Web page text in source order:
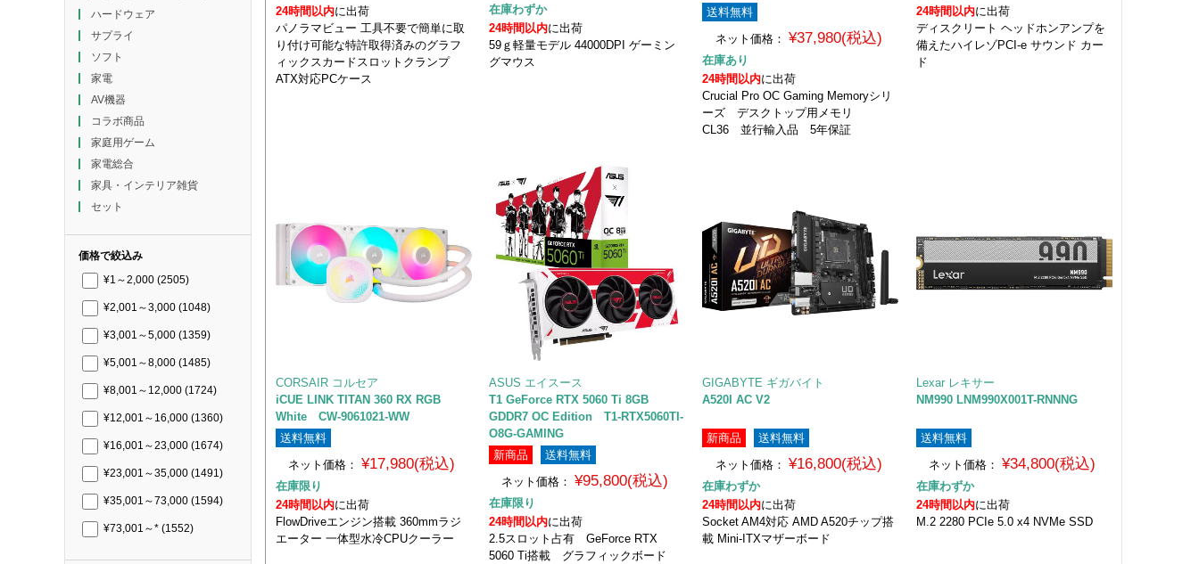
ハードウェア
サプライ
ソフト
家電
AV機器
コラボ商品
家庭用ゲーム
家電総合
家具・インテリア雑貨
セット
価格で絞込み
¥1～2,000 (2505)
¥2,001～3,000 (1048)
¥3,001～5,000 (1359)
¥5,001～8,000 (1485)
¥8,001～12,000 (1724)
¥12,001～16,000 (1360)
¥16,001～23,000 (1674)
¥23,001～35,000 (1491)
¥35,001～73,000 (1594)
¥73,001～* (1552)
24時間以内に出荷
パノラマビュー 工具不要で簡単に取
り付け可能な特許取得済みのグラフ
ィックスカードスロットクランプ
ATX対応PCケース
在庫わずか
24時間以内に出荷
59ｇ軽量モデル 44000DPI ゲーミン
グマウス
送料無料
ネット価格： ¥37,980(税込)
在庫あり
24時間以内に出荷
Crucial Pro OC Gaming Memoryシリ
ーズ デスクトップ用メモリ
CL36 並行輸入品 5年保証
24時間以内に出荷
ディスクリート ヘッドホンアンプを
備えたハイレゾPCI-e サウンド カー
ド
CORSAIR コルセア
iCUE LINK TITAN 360 RX RGB
White CW-9061021-WW
送料無料
ネット価格：
¥17,980(税込)
在庫限り
24時間以内に出荷
FlowDriveエンジン搭載 360mmラジ
エーター 一体型水冷CPUクーラー
ASUS エイスース
T1 GeForce RTX 5060 Ti 8GB
GDDR7 OC Edition T1-RTX5060TI-
O8G-GAMING
新商品
送料無料
ネット価格：
¥95,800(税込)
在庫限り
24時間以内に出荷
2.5スロット占有 GeForce RTX
5060 Ti搭載 グラフィックボード
GIGABYTE ギガバイト
A520I AC V2
新商品
送料無料
ネット価格： ¥16,800(税込)
在庫わずか
24時間以内に出荷
Socket AM4対応 AMD A520チップ搭
載 Mini-ITXマザーボード
Lexar レキサー
NM990 LNM990X001T-RNNNG
送料無料
ネット価格： ¥34,800(税込)
在庫わずか
24時間以内に出荷
M.2 2280 PCIe 5.0 x4 NVMe SSD